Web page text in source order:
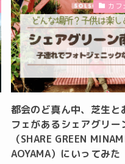
カフ
都会のど真ん中、芝生と
フェがあるシェアグリー
（SHARE GREEN
AOYAMA）にいってみた